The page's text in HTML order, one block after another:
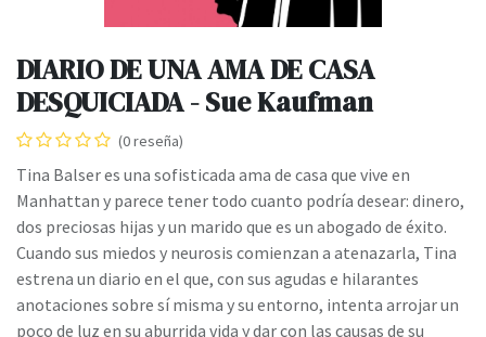
DIARIO DE UNA AMA DE CASA
DESQUICIADA - Sue Kaufman
(0 reseña)
Tina Balser es una sofisticada ama de casa que vive en
Manhattan y parece tener todo cuanto podría desear: dinero,
dos preciosas hijas y un marido que es un abogado de éxito.
Cuando sus miedos y neurosis comienzan a atenazarla, Tina
estrena un diario en el que, con sus agudas e hilarantes
anotaciones sobre sí misma y su entorno, intenta arrojar un
poco de luz en su aburrida vida y dar con las causas de su